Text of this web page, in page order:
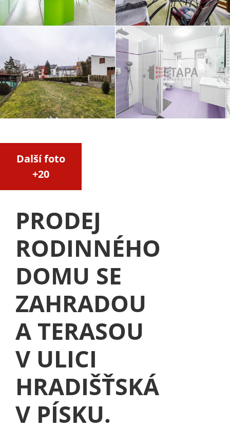
Další foto
+20
PRODEJ
RODINNÉHO
DOMU SE
ZAHRADOU
A TERASOU
V ULICI
HRADIŠŤSKÁ
V PÍSKU.